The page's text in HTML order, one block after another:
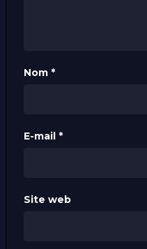
Nom *
E-mail *
Site web